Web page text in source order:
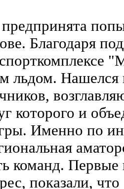
Благодаря
льдом.
которого и
Именно по
команд.
показали, что